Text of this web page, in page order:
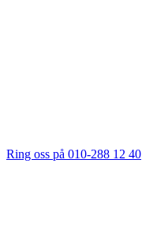
Ring oss på 010-288 12 40